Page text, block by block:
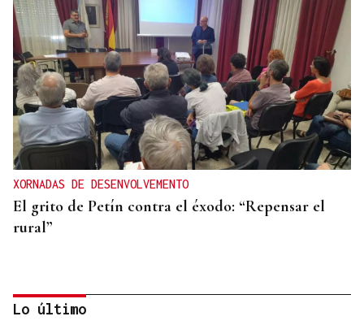
XORNADAS DE DESENVOLVEMENTO
El grito de Petín contra el éxodo: “Repensar el
rural”
Lo último